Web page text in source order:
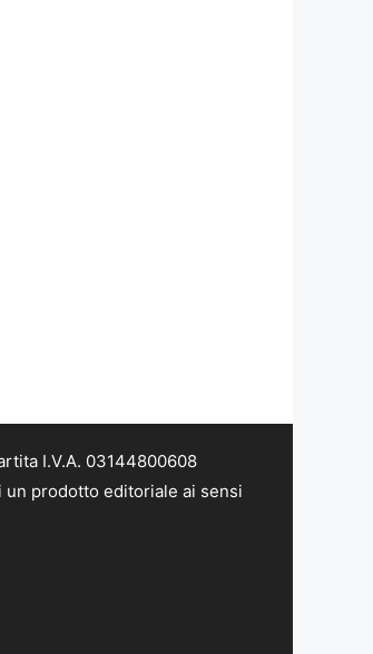
I.V.A. 03144800608
prodotto editoriale ai sensi